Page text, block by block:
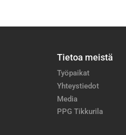
Tietoa meistä
Työpaikat
Yhteystiedot
Media
PPG Tikkurila